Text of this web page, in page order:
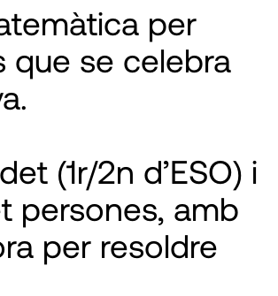
per
que se celebra
(1r/2n d’ESO) i
persones, amb
per resoldre